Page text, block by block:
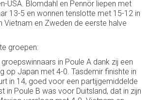
USA. Blomdahl en Pennör liepen met
13-5 en wonnen tenslotte met 15-12 in
Vietnam en Zweden de eerste halve
groepen:
in Poule A dank zij een
op Japan met 4-0. Tasdemir finishte in
in 14, goed voor een partijgemiddelde
in Poule B was voor Duitsland, dat in zijn